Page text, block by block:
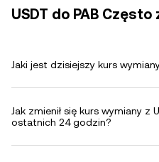
USDT do PAB
Jaki jest dzisiejszy kurs
Jak zmienił się kurs wymiany z
ostatnich 24 godzin?